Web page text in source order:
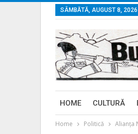
SÂMBĂTĂ, AUGUST 8, 2026
HOME CULTURĂ
Home Politică Alianța